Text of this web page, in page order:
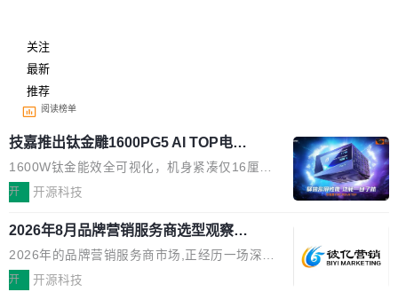
关注
最新
推荐
阅读榜单
技嘉推出钛金雕1600PG5 AI TOP电
源：为发烧级主机与本地AI算力打造旗
舰供电方案
1600W钛金能效全可视化，机身紧凑仅16厘米
继2026台北电脑展首度亮相后，技嘉科技近日正
电源专为发烧级DIY主机与本地AI算力平台打
造，整机长度仅16厘米，提供1600W额定功率
与80PLUS钛金能效；支持ATX 3.1与PCIe 5.1
开 开源科技
2026年8月品牌营销服务商选型观察：
从流量思维到品牌资产思维的范式转移
2026年的品牌营销服务商市场,正经历一场深刻
的价值重构。全球全案品牌代理机构市场从2025
开 开源科技